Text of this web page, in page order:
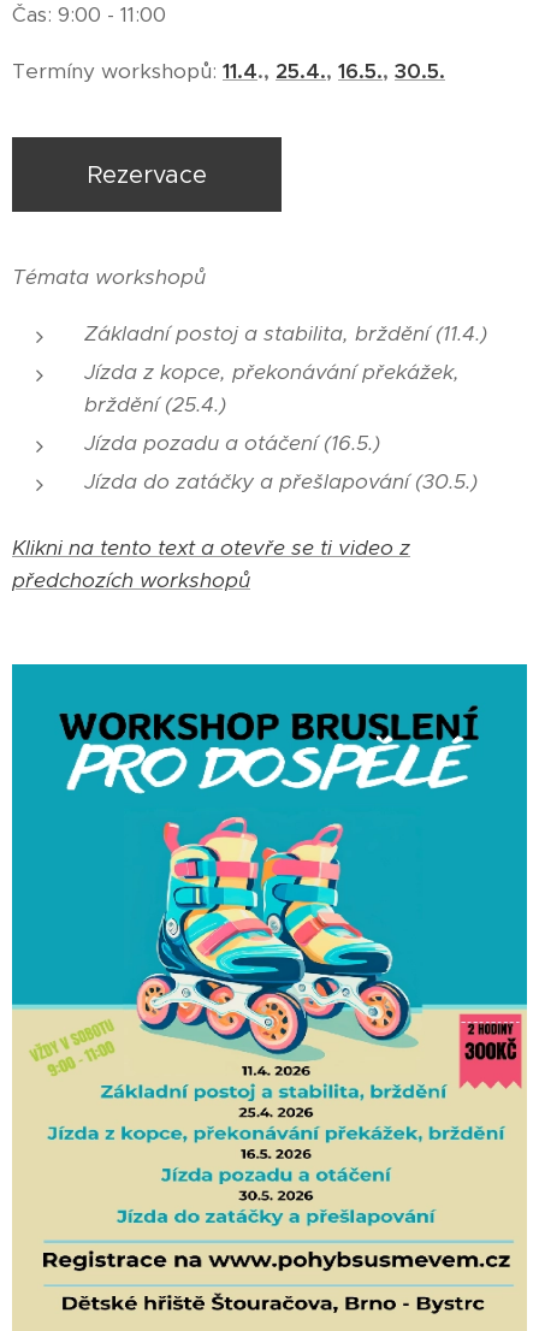
Čas: 9:00 - 11:00
Termíny workshopů: 11.4., 25.4., 16.5., 30.5.
Rezervace
Témata workshopů
Základní postoj a stabilita, brždění (11.4.)
Jízda z kopce, překonávání překážek,
brždění (25.4.)
Jízda pozadu a otáčení (16.5.)
Jízda do zatáčky a přešlapování (30.5.)
Klikni na tento text a otevře se ti video z
předchozích workshopů